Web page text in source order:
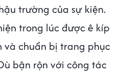
trường của sự kiện.
trong lúc được ê kíp
chuẩn bị trang phục
bận rộn với công tác